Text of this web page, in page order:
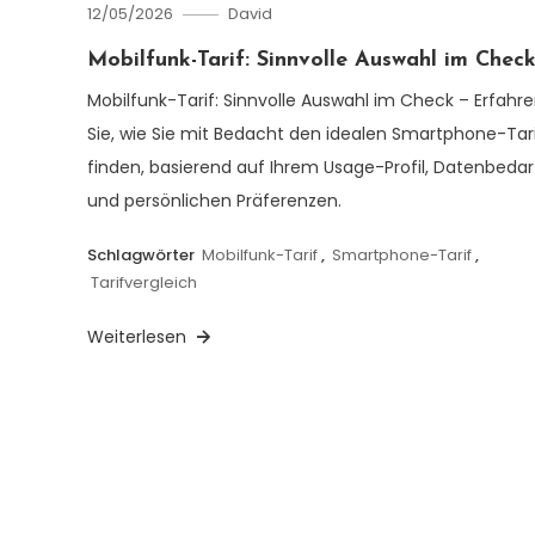
12/05/2026 David
Mobilfunk-Tarif: Sinnvolle Auswahl im Check
Mobilfunk-Tarif: Sinnvolle Auswahl im Check –
Sie, wie Sie mit Bedacht den idealen Smartphone-
finden, basierend auf Ihrem Usage-Profil,
und persönlichen Präferenzen.
Schlagwörter Mobilfunk-Tarif, Smartphone-Tarif,
Tarifvergleich
Weiterlesen